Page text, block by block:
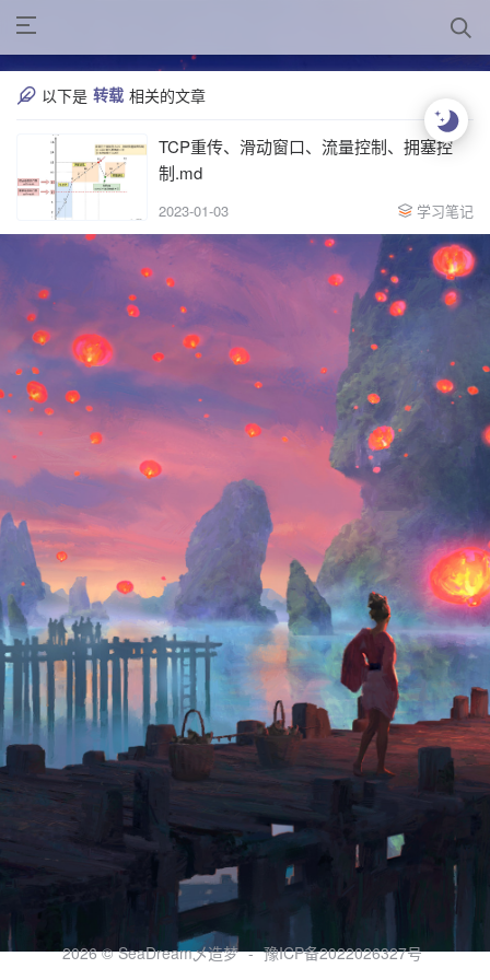
以下是 转载 相关的文章
TCP重传、滑动窗口、流量控制、拥塞控
制.md
2023-01-03 学习笔记
2026 © SeaDream乄造梦 - 豫ICP备2022026327号